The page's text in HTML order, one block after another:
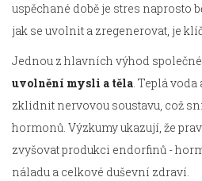
uspěchané době je stres naprosto
jak se uvolnit a zregenerovat, je
Jednou z hlavních výhod
uvolnění mysli a těla. Teplá
zklidnit nervovou soustavu, což
hormonů. Výzkumy ukazují, že
zvyšovat produkci endorfinů -
náladu a celkové duševní zdraví.